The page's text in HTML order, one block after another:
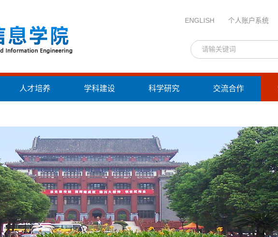
ENGLISH 个人账户系统
人才培养 学科建设 科学研究 交流合作